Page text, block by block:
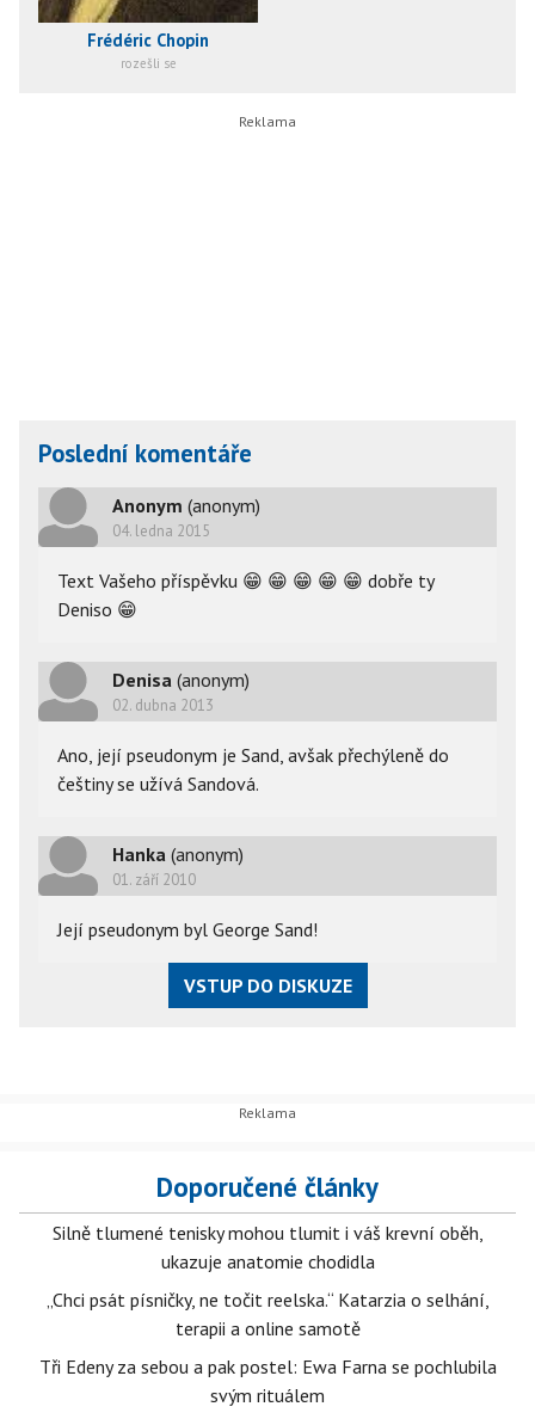
Frédéric Chopin
rozešli se
Poslední komentáře
Anonym (anonym)
04. ledna 2015
Text Vašeho příspěvku 😁 😁 😁 😁 😁 dobře ty
Deniso 😁
Denisa (anonym)
02. dubna 2013
Ano, její pseudonym je Sand, avšak přechýleně do
češtiny se užívá Sandová.
Hanka (anonym)
01. září 2010
Její pseudonym byl George Sand!
VSTUP DO DISKUZE
Doporučené články
Silně tlumené tenisky mohou tlumit i váš krevní oběh,
ukazuje anatomie chodidla
„Chci psát písničky, ne točit reelska.“ Katarzia o selhání,
terapii a online samotě
Tři Edeny za sebou a pak postel: Ewa Farna se pochlubila
svým rituálem